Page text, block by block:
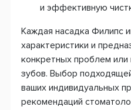
и эффективную
Каждая насадка Филипс
характеристики и
конкретных проблем или
зубов. Выбор
ваших индивидуальных
рекомендаций